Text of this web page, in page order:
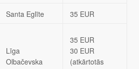
Santa Eglīte 35 EUR
Līga
Olbačevska
35 EUR
30 EUR
(atkārtotās